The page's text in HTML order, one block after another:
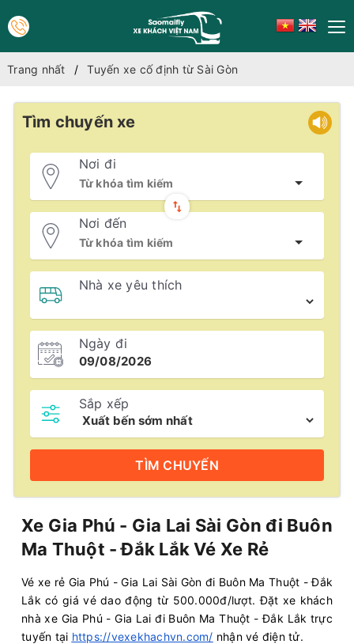
Trang nhất Tuyến xe cố định từ Sài Gòn
Tìm chuyến xe
Nơi đi
Nơi đến
Nhà xe yêu thích
Ngày đi
Sắp xếp
TÌM CHUYẾN
Xe Gia Phú - Gia Lai Sài Gòn đi Buôn
Ma Thuột - Đắk Lắk Vé Xe Rẻ
Vé xe rẻ Gia Phú - Gia Lai Sài Gòn đi Buôn Ma Thuột - Đắk
Lắk có giá vé dao động từ 500.000đ/lượt. Đặt xe khách
nhà xe Gia Phú - Gia Lai đi Buôn Ma Thuột - Đắk Lắk trực
tuyến tại https://vexekhachvn.com/ nhận vé điện tử.